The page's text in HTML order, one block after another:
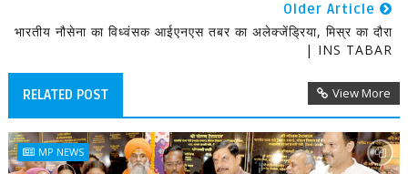
Older Article
भारतीय नौसेना का विध्वंसक आईएनएस तबर का अलेक्जेंड्रिया, मिस्र का दौरा
| INS TABAR
RELATED POST View More
MP NEWS